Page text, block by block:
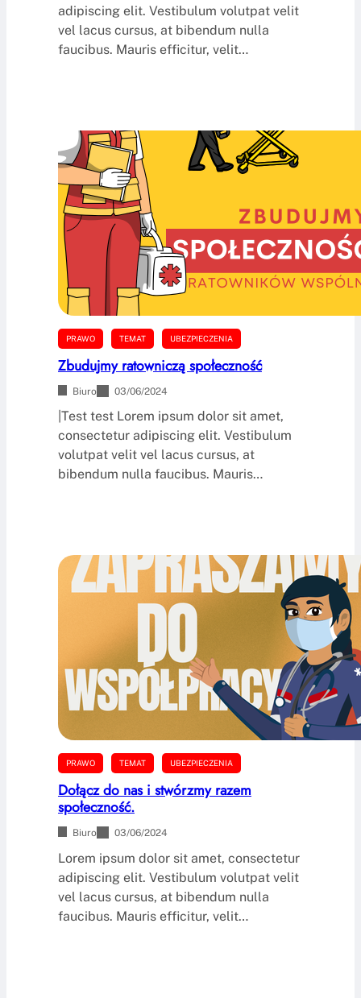
adipiscing elit. Vestibulum volutpat velit
vel lacus cursus, at bibendum nulla
faucibus. Mauris efficitur, velit…
PRAWO TEMAT UBEZPIECZENIA
Zbudujmy ratowniczą społeczność
Biuro 03/06/2024
|Test test Lorem ipsum dolor sit amet,
consectetur adipiscing elit. Vestibulum
volutpat velit vel lacus cursus, at
bibendum nulla faucibus. Mauris…
PRAWO TEMAT UBEZPIECZENIA
Dołącz do nas i stwórzmy razem
społeczność.
Biuro 03/06/2024
Lorem ipsum dolor sit amet, consectetur
adipiscing elit. Vestibulum volutpat velit
vel lacus cursus, at bibendum nulla
faucibus. Mauris efficitur, velit…